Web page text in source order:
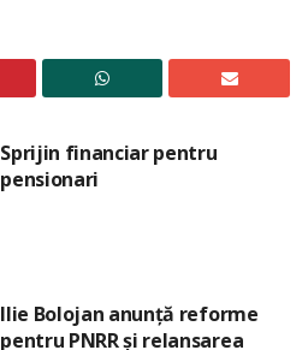
Sprijin financiar pentru
pensionari
Ilie Bolojan anunță reforme
pentru PNRR și relansarea